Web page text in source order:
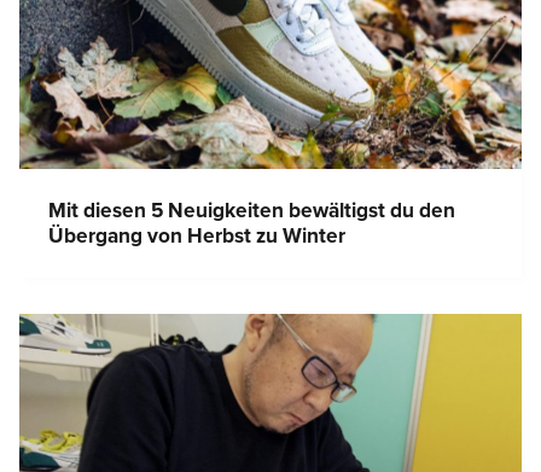
Mit diesen 5 Neuigkeiten bewältigst du den
Übergang von Herbst zu Winter